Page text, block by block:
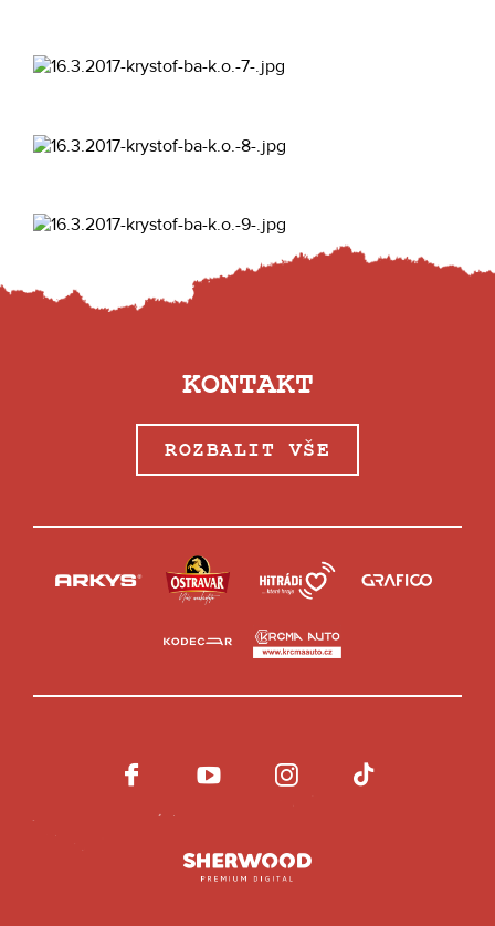
KONTAKT
ROZBALIT VŠE